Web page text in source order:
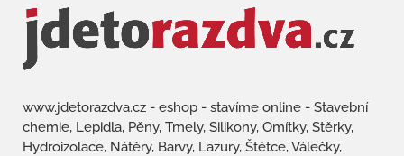
www.jdetorazdva.cz - eshop - stavíme online - Stavební
chemie, Lepidla, Pěny, Tmely, Silikony, Omítky, Stěrky,
Hydroizolace, Nátěry, Barvy, Lazury, Štětce, Válečky,